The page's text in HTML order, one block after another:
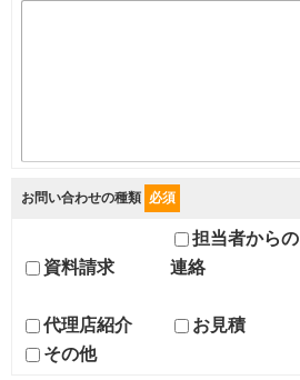
お問い合わせの種類 必須
資料請求
担当者からの
連絡
代理店紹介 お見積
その他